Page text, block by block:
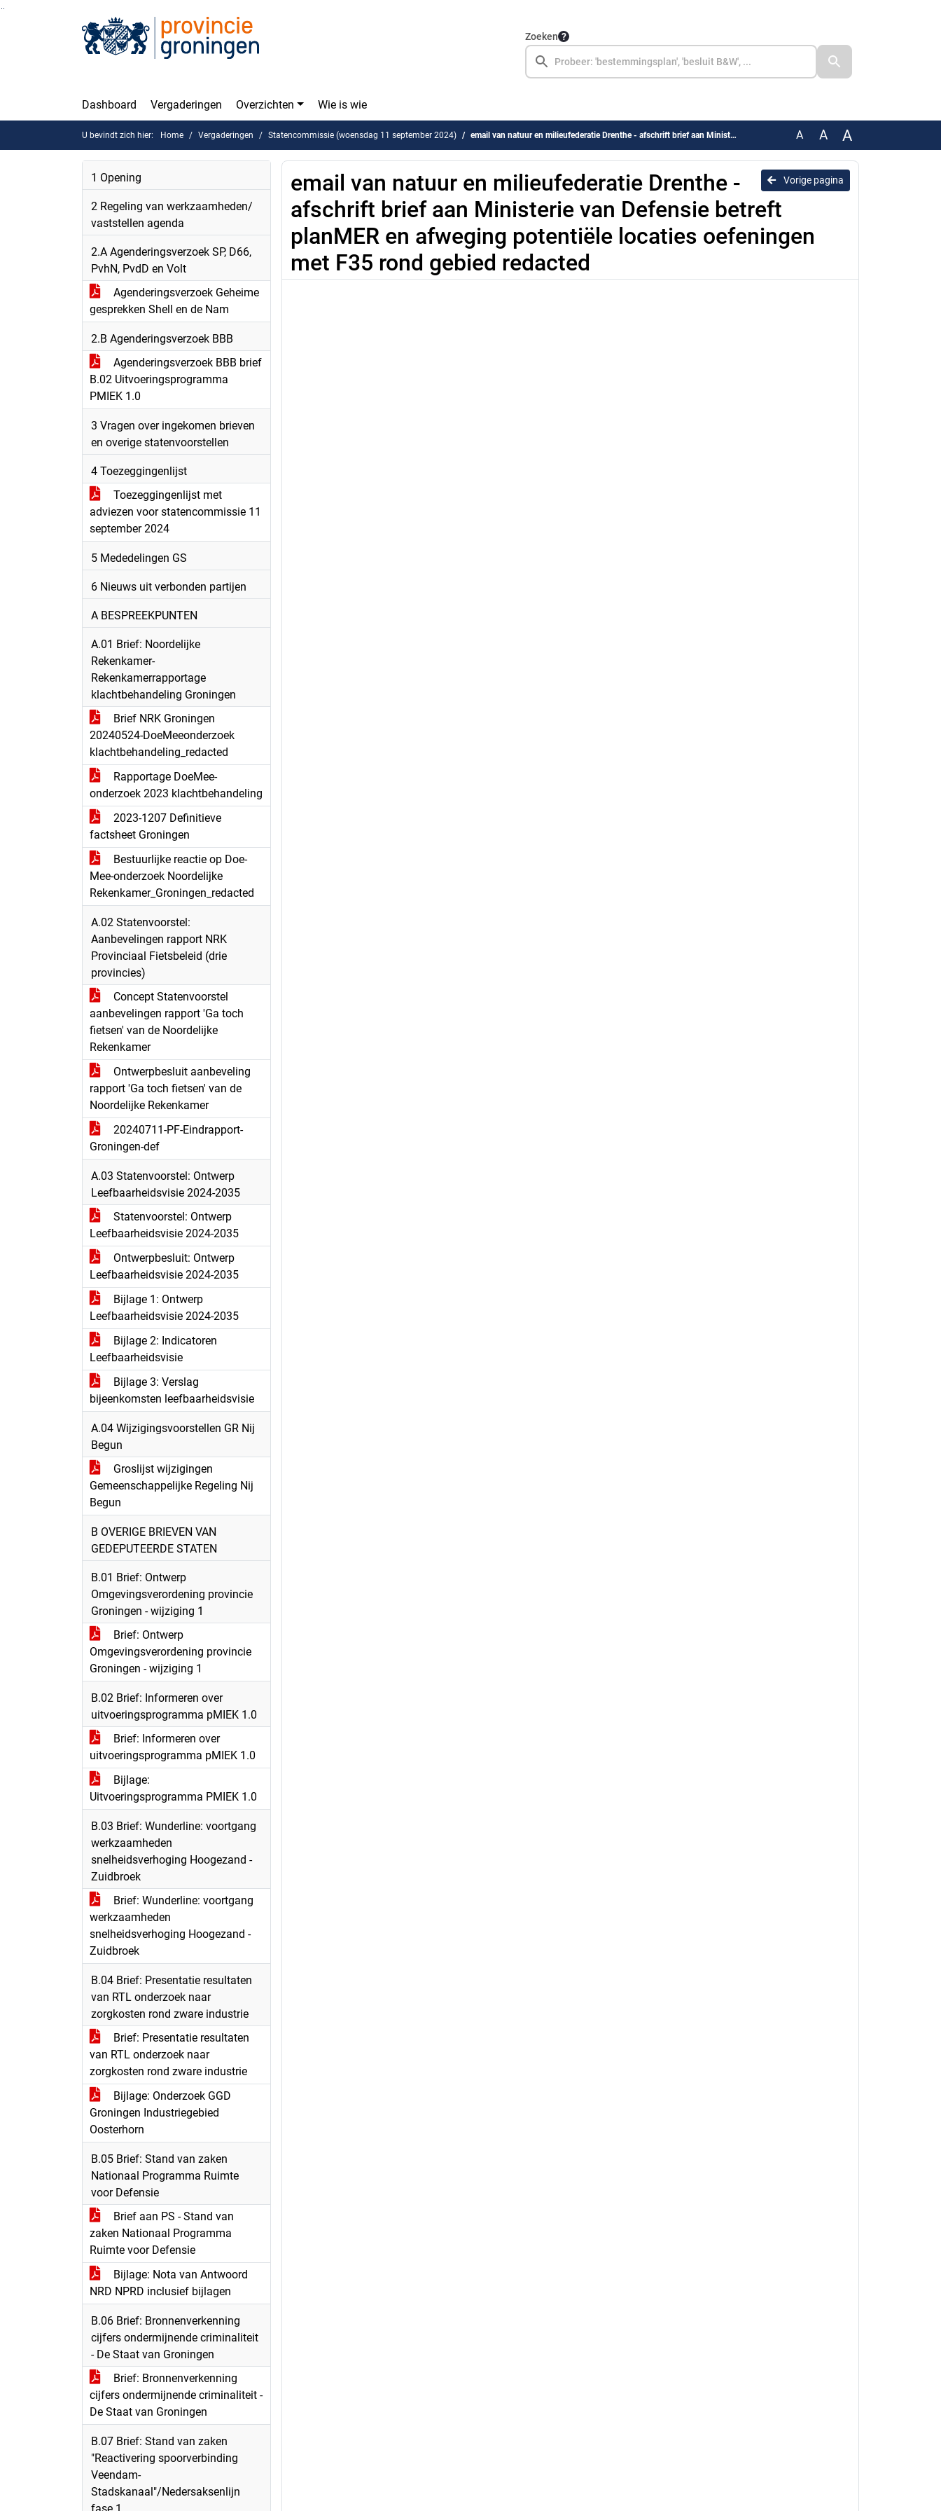
Ga naar de inhoud van deze pagina
Zoeken
Dashboard Vergaderingen Overzichten Wie is wie
U bevindt zich hier: Home Vergaderingen Statencommissie (woensdag 11 september 2024) email van natuur en milieufederatie Drenthe - afschrift brief aan Ministerie van Defensie betreft planMER en afweging potentiële locaties oefeningen met F35 rond gebied redacted A A A
1 Opening
2 Regeling van werkzaamheden/
vaststellen agenda
2.A Agenderingsverzoek SP, D66,
PvhN, PvdD en Volt
Agenderingsverzoek Geheime
gesprekken Shell en de Nam
2.B Agenderingsverzoek BBB
Agenderingsverzoek BBB brief
B.02 Uitvoeringsprogramma
PMIEK 1.0
3 Vragen over ingekomen brieven
en overige statenvoorstellen
4 Toezeggingenlijst
Toezeggingenlijst met
adviezen voor statencommissie 11
september 2024
5 Mededelingen GS
6 Nieuws uit verbonden partijen
A BESPREEKPUNTEN
A.01 Brief: Noordelijke
Rekenkamer-
Rekenkamerrapportage
klachtbehandeling Groningen
Brief NRK Groningen
20240524-DoeMeeonderzoek
klachtbehandeling_redacted
Rapportage DoeMee-
onderzoek 2023 klachtbehandeling
2023-1207 Definitieve
factsheet Groningen
Bestuurlijke reactie op Doe-
Mee-onderzoek Noordelijke
Rekenkamer_Groningen_redacted
A.02 Statenvoorstel:
Aanbevelingen rapport NRK
Provinciaal Fietsbeleid (drie
provincies)
Concept Statenvoorstel
aanbevelingen rapport 'Ga toch
fietsen' van de Noordelijke
Rekenkamer
Ontwerpbesluit aanbeveling
rapport 'Ga toch fietsen' van de
Noordelijke Rekenkamer
20240711-PF-Eindrapport-
Groningen-def
A.03 Statenvoorstel: Ontwerp
Leefbaarheidsvisie 2024-2035
Statenvoorstel: Ontwerp
Leefbaarheidsvisie 2024-2035
Ontwerpbesluit: Ontwerp
Leefbaarheidsvisie 2024-2035
Bijlage 1: Ontwerp
Leefbaarheidsvisie 2024-2035
Bijlage 2: Indicatoren
Leefbaarheidsvisie
Bijlage 3: Verslag
bijeenkomsten leefbaarheidsvisie
A.04 Wijzigingsvoorstellen GR Nij
Begun
Groslijst wijzigingen
Gemeenschappelijke Regeling Nij
Begun
B OVERIGE BRIEVEN VAN
GEDEPUTEERDE STATEN
B.01 Brief: Ontwerp
Omgevingsverordening provincie
Groningen - wijziging 1
Brief: Ontwerp
Omgevingsverordening provincie
Groningen - wijziging 1
B.02 Brief: Informeren over
uitvoeringsprogramma pMIEK 1.0
Brief: Informeren over
uitvoeringsprogramma pMIEK 1.0
Bijlage:
Uitvoeringsprogramma PMIEK 1.0
B.03 Brief: Wunderline: voortgang
werkzaamheden
snelheidsverhoging Hoogezand -
Zuidbroek
Brief: Wunderline: voortgang
werkzaamheden
snelheidsverhoging Hoogezand -
Zuidbroek
B.04 Brief: Presentatie resultaten
van RTL onderzoek naar
zorgkosten rond zware industrie
Brief: Presentatie resultaten
van RTL onderzoek naar
zorgkosten rond zware industrie
Bijlage: Onderzoek GGD
Groningen Industriegebied
Oosterhorn
B.05 Brief: Stand van zaken
Nationaal Programma Ruimte
voor Defensie
Brief aan PS - Stand van
zaken Nationaal Programma
Ruimte voor Defensie
Bijlage: Nota van Antwoord
NRD NPRD inclusief bijlagen
B.06 Brief: Bronnenverkenning
cijfers ondermijnende criminaliteit
- De Staat van Groningen
Brief: Bronnenverkenning
cijfers ondermijnende criminaliteit -
De Staat van Groningen
B.07 Brief: Stand van zaken
"Reactivering spoorverbinding
Veendam-
Stadskanaal"/Nedersaksenlijn
Vorige pagina
email van natuur en milieufederatie Drenthe -
afschrift brief aan Ministerie van Defensie betreft
planMER en afweging potentiële locaties oefeningen
met F35 rond gebied redacted